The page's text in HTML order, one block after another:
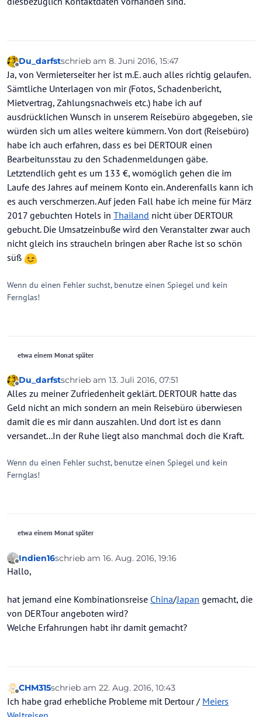
Offline
Du_darfstschrieb am 8. Juni 2016, 15:47
zuletzt editiert von
Ja, von Vermieterseiter her ist m.E. auch alles richtig gelaufen.
Sämtliche Unterlagen von mir (Fotos, Schadenbericht,
Mietvertrag, Zahlungsnachweis etc.) habe ich auf
ausdrücklichen Wunsch in unserem Reisebüro abgegeben, sie
würden sich um alles weitere kümmern. Von dort (Reisebüro)
habe ich auch erfahren, dass es bei DERTOUR einen
Bearbeitunsstau zu den Schadenmeldungen gäbe.
Letztendlich geht es um 133 €, womöglich gehen die im
Laufe des Jahres auf meinem Konto ein. Anderenfalls kann ich
es auch verschmerzen. Auf jeden Fall habe ich meine für März
2017 gebuchten Hotels in Thailand nicht über DERTOUR
gebucht. Die Umsatzeinbuße wird den Veranstalter zwar auch
nicht gleich ins straucheln bringen aber Rache ist so schön
süß
Wenn du einen Fehler suchst, benutze einen Spiegel und kein
Fernglas!
etwa einem Monat später
Offline
Du_darfstschrieb am 13. Juli 2016, 07:51
zuletzt editiert von
Alles zu meiner Zufriedenheit geklärt. DERTOUR hatte das
Geld nicht an mich sondern an mein Reisebüro überwiesen
damit die es mir dann auszahlen. Und dort ist es dann
versandet...In der Ruhe liegt also manchmal doch die Kraft.
Wenn du einen Fehler suchst, benutze einen Spiegel und kein
Fernglas!
etwa einem Monat später
Offline
Indien16schrieb am 16. Aug. 2016, 19:16
zuletzt editiert von
Hallo,
hat jemand eine Kombinationsreise China/Japan gemacht, die
von DERTour angeboten wird?
Welche Erfahrungen habt ihr damit gemacht?
Offline
CHM315schrieb am 22. Aug. 2016, 10:43
zuletzt editiert von
Ich habe grad erhebliche Probleme mit Dertour / Meiers